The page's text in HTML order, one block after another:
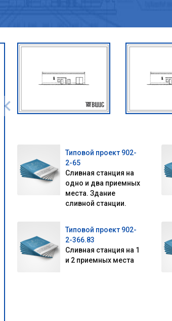
Типовой проект 902-
2-65
Сливная станция на
одно и два приемных
места. Здание
сливной станции.
Типовой проект 902-
2-366.83
Сливная станция на 1
и 2 приемных места